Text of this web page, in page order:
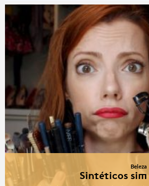
Beleza
Sintéticos sim